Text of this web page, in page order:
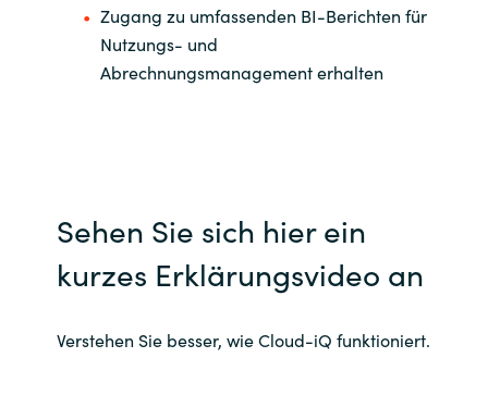
Singapore
Spain
Switzerland
United Kingdom
Zugang zu umfassenden BI-Berichten für
Nutzungs- und
Abrechnungsmanagement erhalten
Sehen Sie sich hier ein
kurzes Erklärungsvideo an
Verstehen Sie besser, wie Cloud-iQ funktioniert.